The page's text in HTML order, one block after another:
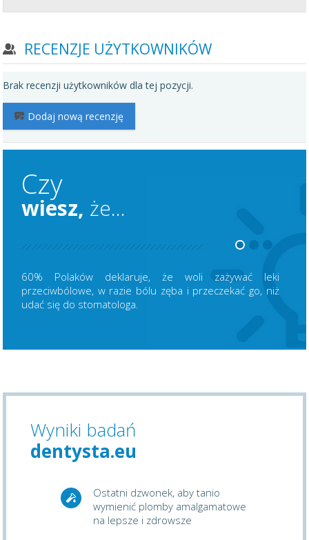
RECENZJE UŻYTKOWNIKÓW
Brak recenzji użytkowników dla tej pozycji.
Dodaj nową recenzję
Czy
wiesz, że...
60% Polaków deklaruje, że woli zażywać leki
przeciwbólowe, w razie bólu zęba i przeczekać go, niż
udać się do stomatologa.
Wyniki badań
dentysta.eu
Ostatni dzwonek, aby tanio
wymienić plomby amalgamatowe
na lepsze i zdrowsze